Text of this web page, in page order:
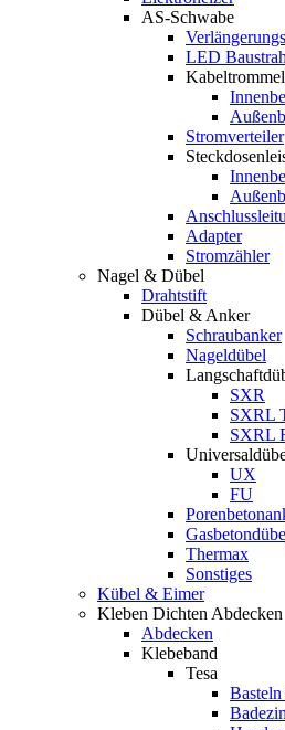
AS-Schwabe
LED
Stromverteiler
Adapter
Stromzähler
Nagel & Dübel
Drahtstift
Dübel & Anker
Schraubanker
Nageldübel
SXR
SXRL
SXRL
UX
FU
Thermax
Sonstiges
Kübel & Eimer
Kleben Dichten Abdecken
Abdecken
Klebeband
Tesa